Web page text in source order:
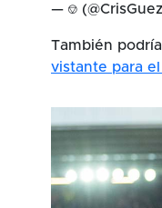
— ⎊
También
vistante para